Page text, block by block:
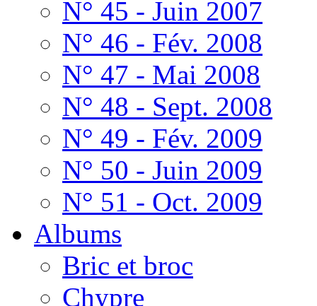
N° 45 - Juin 2007
N° 46 - Fév. 2008
N° 47 - Mai 2008
N° 48 - Sept. 2008
N° 49 - Fév. 2009
N° 50 - Juin 2009
N° 51 - Oct. 2009
Albums
Bric et broc
Chypre